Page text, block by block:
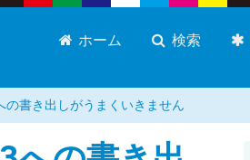
ホーム 検索
の書き出しがうまくいきません